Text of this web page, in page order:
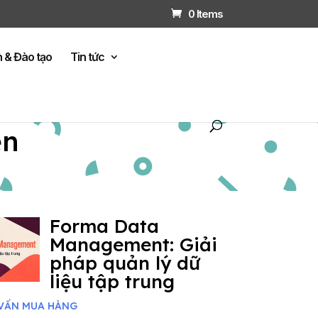
0 Items
& Đào tạo Tin tức
Forma Data
Management: Giải
pháp quản lý dữ
liệu tập trung
MUA HÀNG